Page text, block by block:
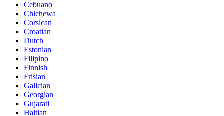
Cebuano
Chichewa
Corsican
Croatian
Dutch
Estonian
Filipino
Finnish
Frisian
Galician
Georgian
Gujarati
Haitian